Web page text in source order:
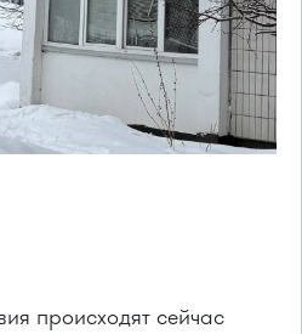
происходят сейчас